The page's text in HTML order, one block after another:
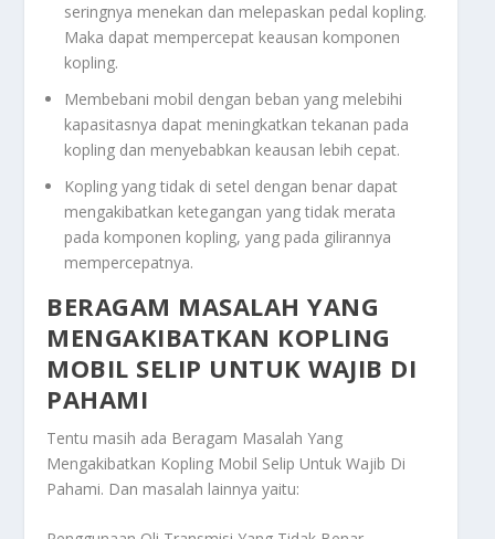
seringnya menekan dan melepaskan pedal kopling.
Maka dapat mempercepat keausan komponen
kopling.
Membebani mobil dengan beban yang melebihi
kapasitasnya dapat meningkatkan tekanan pada
kopling dan menyebabkan keausan lebih cepat.
Kopling yang tidak di setel dengan benar dapat
mengakibatkan ketegangan yang tidak merata
pada komponen kopling, yang pada gilirannya
mempercepatnya.
BERAGAM MASALAH YANG
MENGAKIBATKAN KOPLING
MOBIL SELIP UNTUK WAJIB DI
PAHAMI
Tentu masih ada Beragam Masalah Yang
Mengakibatkan Kopling Mobil Selip Untuk Wajib Di
Pahami. Dan masalah lainnya yaitu: